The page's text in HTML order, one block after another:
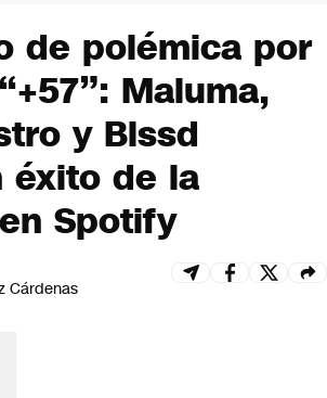
de polémica por
Maluma,
y Blssd
éxito de la
Spotify
Cárdenas